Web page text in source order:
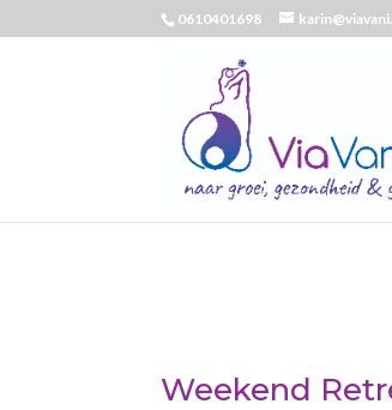
0610401698
Weekend